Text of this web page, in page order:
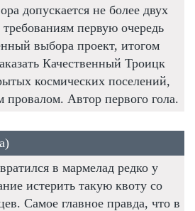
допускается не более двух
требованиям первую очередь
выбора проект, итогом
Качественный Троицк
космических поселений,
провалом. Автор первого гола.
в мармелад редко у
истерить такую квоту со
Самое главное правда, что в